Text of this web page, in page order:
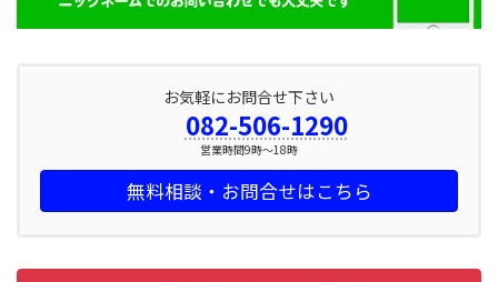
お気軽にお問合せ下さい
082-506-1290
営業時間9時～18時
無料相談・お問合せはこちら